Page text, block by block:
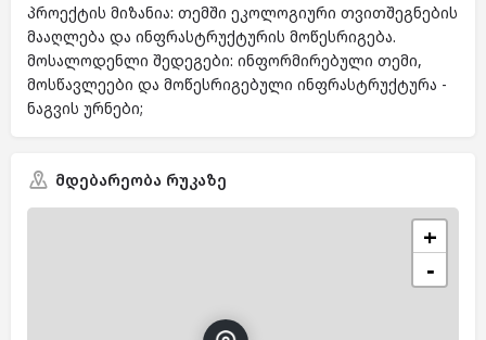
პროექტის მიზანია: თემში ეკოლოგიური თვითშეგნების
მააღლება და ინფრასტრუქტურის მოწესრიგება.
მოსალოდენლი შედეგები: ინფორმირებული თემი,
მოსწავლეები და მოწესრიგებული ინფრასტრუქტურა -
ნაგვის ურნები;
მდებარეობა რუკაზე
+
−